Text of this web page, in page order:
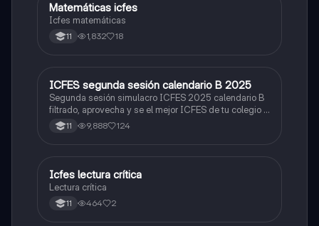
ICFES: Matemáticas
Matemáticas icfes
Icfes matemáticas
11 1,832 18
ICFES: Lectura Crítica
ICFES segunda sesión calendario B 2025
Segunda sesión simulacro ICFES 2025 calendario B
filtrado, aprovecha y se el mejor ICFES de tu colegio y
poder ingresar a universidad, y estudiar aquella
carrera con la que tanto sueñas.
11 9,888 124
Lengua Castellana
Icfes lectura crítica
Lectura crítica
11 464 2